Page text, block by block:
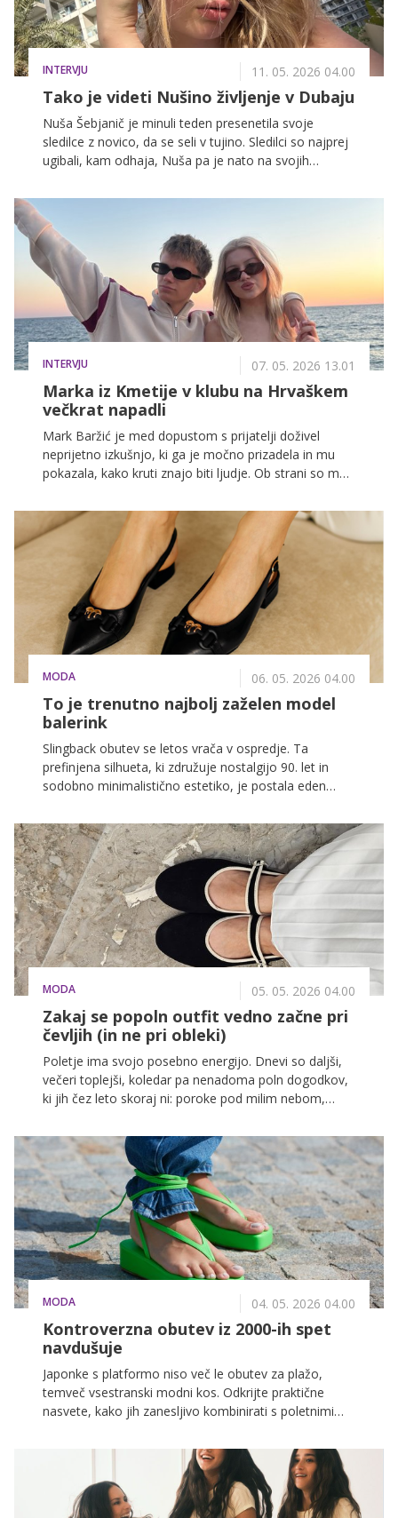
INTERVJU 11. 05. 2026 04.00
Tako je videti Nušino življenje v Dubaju
Nuša Šebjanič je minuli teden presenetila svoje
sledilce z novico, da se seli v tujino. Sledilci so najprej
ugibali, kam odhaja, Nuša pa je nato na svojih
smo kontaktirali tudi mi, ta pa nam je razkrila, kakšni
so njeni prvi občutki in kako se privaja na življenje v
Dubaju. Celoten intervju z Nušo vas čaka spodaj.
INTERVJU 07. 05. 2026 13.01
Marka iz Kmetije v klubu na Hrvaškem
večkrat napadli
Mark Baržić je med dopustom s prijatelji doživel
neprijetno izkušnjo, ki ga je močno prizadela in mu
pokazala, kako kruti znajo biti ljudje. Ob strani so mu
pomembnost pogovora o nasilju ter dokazal, da mu
težki trenutki ne morejo vzeti pozitivne energije.
MODA 06. 05. 2026 04.00
To je trenutno najbolj zaželen model
balerink
Slingback obutev se letos vrača v ospredje. Ta
prefinjena silhueta, ki združuje nostalgijo 90. let in
sodobno minimalistično estetiko, je postala eden
priljubljenimi modeli izstopajo slingback balerinke, ki
navdušujejo s svojo vsestranskostjo, udobjem in
elegantnim videzom.
MODA 05. 05. 2026 04.00
Zakaj se popoln outfit vedno začne pri
čevljih (in ne pri obleki)
Poletje ima svojo posebno energijo. Dnevi so daljši,
večeri toplejši, koledar pa nenadoma poln dogodkov,
ki jih čez leto skoraj ni: poroke pod milim nebom,
kosila, ki se zavlečejo pozno v noč. To so trenutki, ki
jih želimo doživeti sproščeno, urejeno in predvsem
brez tistega tihega nelagodja, ki se pogosto prikrade.
MODA 04. 05. 2026 04.00
Kontroverzna obutev iz 2000-ih spet
navdušuje
Japonke s platformo niso več le obutev za plažo,
temveč vsestranski modni kos. Odkrijte praktične
nasvete, kako jih zanesljivo kombinirati s poletnimi
podaljša vašo postavo.